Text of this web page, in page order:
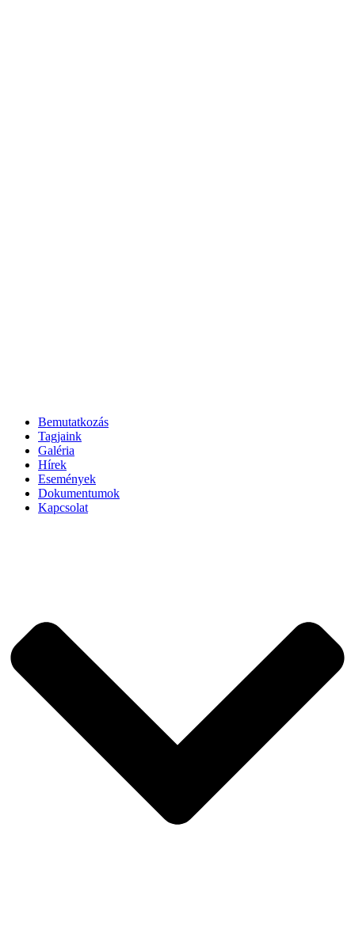
Bemutatkozás
Tagjaink
Galéria
Hírek
Események
Dokumentumok
Kapcsolat